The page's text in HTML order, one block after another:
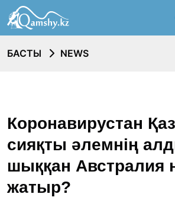
БАСТЫ NEWS
Коронавирустан
сияқты әлемнің
шыққан Австралия
жатыр?